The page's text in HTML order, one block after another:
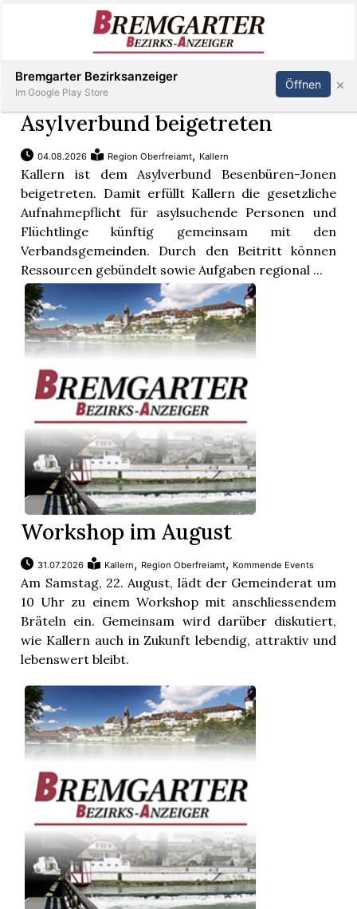
Immobilien
Veranstaltungen
Stellen
E-
Paper
Newsletter
App
Bremgarten
Inserieren Abonnieren Anmelden
Asylverbund beigetreten
04.08.2026 Region Oberfreiamt, Kallern
Kallern ist dem Asylverbund Besenbüren-Jonen
beigetreten. Damit erfüllt Kallern die gesetzliche
Aufnahmepflicht für asylsuchende Personen und
Flüchtlinge künftig gemeinsam mit den
Verbandsgemeinden. Durch den Beitritt können
Ressourcen gebündelt sowie Aufgaben regional ...
Workshop im August
31.07.2026 Kallern, Region Oberfreiamt, Kommende Events
Am Samstag, 22. August, lädt der Gemeinderat um
10 Uhr zu einem Workshop mit anschliessendem
Bräteln ein. Gemeinsam wird darüber diskutiert,
wie Kallern auch in Zukunft lebendig, attraktiv und
lebenswert bleibt.
Bremgarter Bezirksanzeiger
Im Google Play Store
Öffnen ×